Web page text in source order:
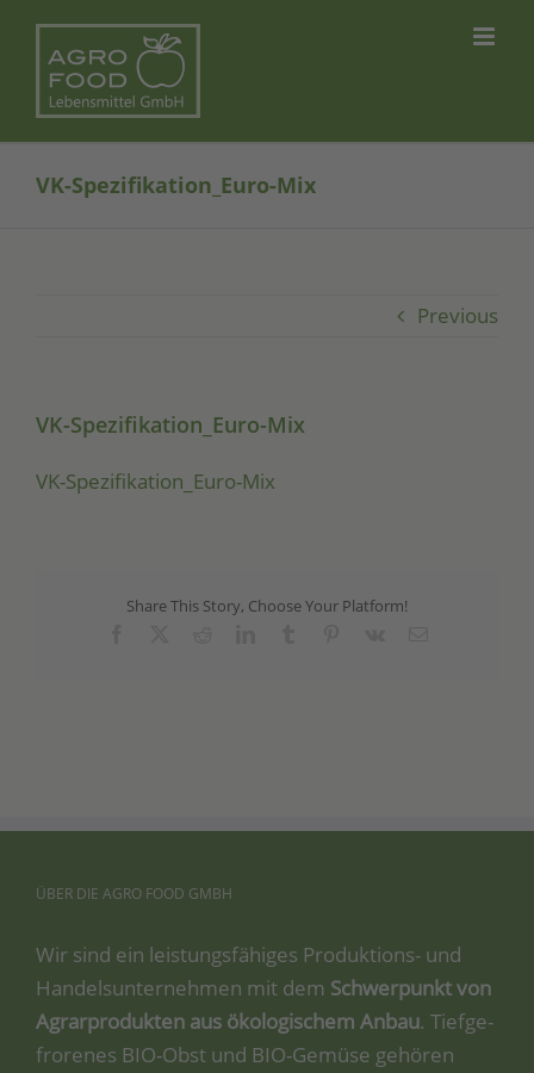
content
VK-Spezifikation_Euro-Mix
Previous
VK-Spezifikation_Euro-Mix
VK-Spe­zi­fi­ka­ti­on_­Eu­ro-Mix
Share This Story, Choose Your Platform!
ÜBER DIE AGRO FOOD GMBH
Wir sind ein leis­tungs­fä­hi­ges Pro­duk­ti­ons- und
Han­dels­un­ter­neh­men mit dem Schwer­punkt von
Agrar­pro­duk­ten aus öko­lo­gi­schem Anbau. Tief­ge­
fro­re­nes BIO-Obst und BIO-Gemü­se gehö­ren